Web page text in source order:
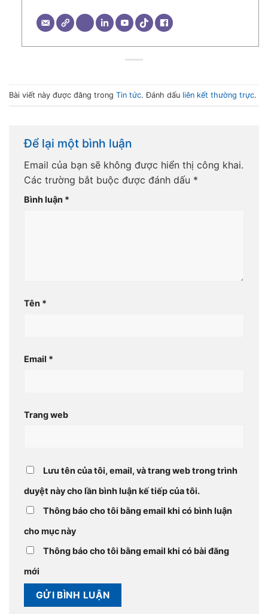
Bài viết này được đăng trong Tin tức. Đánh dấu liên kết thường trực.
Để lại một bình luận
Email của bạn sẽ không được hiển thị công khai.
Các trường bắt buộc được đánh dấu *
Bình luận *
Tên *
Email *
Trang web
Lưu tên của tôi, email, và trang web trong trình
duyệt này cho lần bình luận kế tiếp của tôi.
Thông báo cho tôi bằng email khi có bình luận
cho mục này
Thông báo cho tôi bằng email khi có bài đăng
mới